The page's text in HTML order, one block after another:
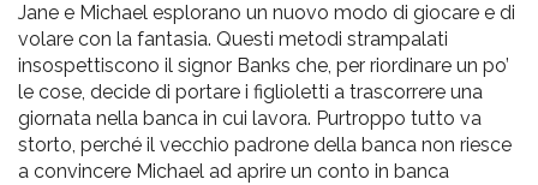
Jane e Michael esplorano un nuovo modo di giocare e di
volare con la fantasia. Questi metodi strampalati
insospettiscono il signor Banks che, per riordinare un po’
le cose, decide di portare i figlioletti a trascorrere una
giornata nella banca in cui lavora. Purtroppo tutto va
storto, perché il vecchio padrone della banca non riesce
a convincere Michael ad aprire un conto in banca